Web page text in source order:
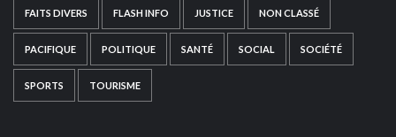
FAITS DIVERS FLASH INFO JUSTICE NON CLASSÉ
PACIFIQUE POLITIQUE SANTÉ SOCIAL SOCIÉTÉ
SPORTS TOURISME